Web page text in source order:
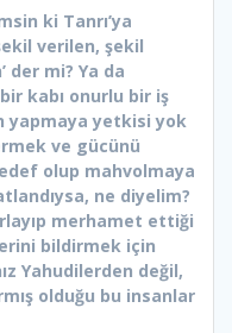
ki Tanrı’ya
verilen, şekil
der mi? Ya da
kabı onurlu bir iş
yapmaya yetkisi yok
ve gücünü
olup mahvolmaya
ne diyelim?
merhamet ettiği
bildirmek için
Yahudilerden değil,
olduğu bu insanlar